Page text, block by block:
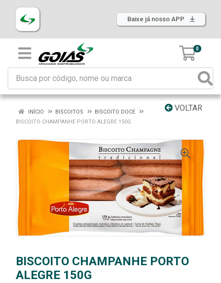
Baixe já nosso APP
0
VOLTAR
INÍCIO BISCOITOS
BISCOITO DOCE
BISCOITO CHAMPANHE PORTO ALEGRE 150G
BISCOITO CHAMPANHE PORTO
ALEGRE 150G